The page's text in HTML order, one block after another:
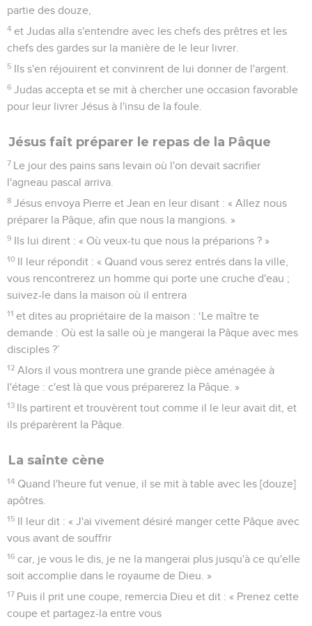
partie des douze,
4 et Judas alla s'entendre avec les chefs des prêtres et les
chefs des gardes sur la manière de le leur livrer.
5 Ils s'en réjouirent et convinrent de lui donner de l'argent.
6 Judas accepta et se mit à chercher une occasion favorable
pour leur livrer Jésus à l'insu de la foule.
Jésus fait préparer le repas de la Pâque
7 Le jour des pains sans levain où l'on devait sacrifier
l'agneau pascal arriva.
8 Jésus envoya Pierre et Jean en leur disant : « Allez nous
préparer la Pâque, afin que nous la mangions. »
9 Ils lui dirent : « Où veux-tu que nous la préparions ? »
10 Il leur répondit : « Quand vous serez entrés dans la ville,
vous rencontrerez un homme qui porte une cruche d'eau ;
suivez-le dans la maison où il entrera
11 et dites au propriétaire de la maison : ‘Le maître te
demande : Où est la salle où je mangerai la Pâque avec mes
disciples ?’
12 Alors il vous montrera une grande pièce aménagée à
l'étage : c'est là que vous préparerez la Pâque. »
13 Ils partirent et trouvèrent tout comme il le leur avait dit, et
ils préparèrent la Pâque.
La sainte cène
14 Quand l'heure fut venue, il se mit à table avec les [douze]
apôtres.
15 Il leur dit : « J'ai vivement désiré manger cette Pâque avec
vous avant de souffrir
16 car, je vous le dis, je ne la mangerai plus jusqu'à ce qu'elle
soit accomplie dans le royaume de Dieu. »
17 Puis il prit une coupe, remercia Dieu et dit : « Prenez cette
coupe et partagez-la entre vous